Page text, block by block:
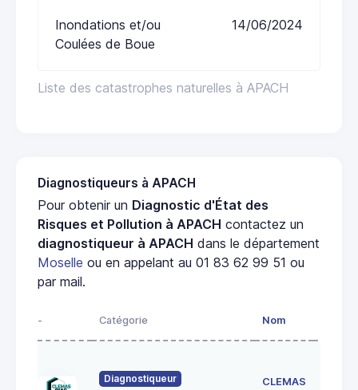
Liste des catastrophes naturelles à APACH
Inondations et/ou
Coulées de Boue
14/06/2024
Diagnostiqueurs à APACH
Pour obtenir un Diagnostic d'État des
Risques et Pollution à APACH contactez un
diagnostiqueur à APACH dans le département
Moselle ou en appelant au 01 83 62 99 51 ou
par mail.
- Catégorie Nom
Diagnostiqueur
CLEMAS